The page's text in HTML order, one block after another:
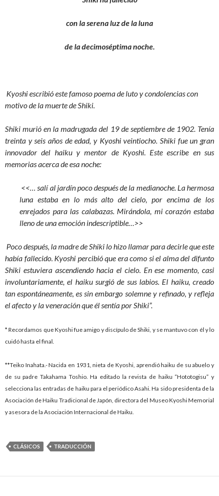
con la serena luz de la luna
de la decimoséptima noche.
Kyoshi escribió este famoso poema de luto y condolencias con
motivo de la muerte de Shiki.
Shiki murió en la madrugada del 19 de septiembre de 1902. Tenía
treinta y seis años de edad, y Kyoshi veintiocho. Shiki fue un gran
innovador del haiku y mentor de Kyoshi. Este escribe en sus
memorias acerca de esa noche:
<<… salí al jardín poco después de la medianoche. La hermosa
luna estaba en lo más alto del cielo, por encima de los
enrejados para las calabazas. Mirándola, mi corazón estaba
lleno de una emoción indescriptible…>>
Poco después, la madre de Shiki lo hizo llamar para decirle que este
había fallecido. Kyoshi percibió que era como si el alma del difunto
Shiki estuviera ascendiendo hacia el cielo. En ese momento, casi
involuntariamente, el haiku surgió de sus labios. El haiku, creado
tan espontáneamente, es sin embargo solemne y refinado, y refleja
el afecto y la veneración que él sentía por Shiki”.
* Recordamos que Kyoshi fue amigo y discípulo de Shiki, y se mantuvo con él y lo
cuidó hasta el final.
**Teiko Inahata.- Nacida en 1931, nieta de Kyoshi, aprendió haiku de su abuelo y
de su padre Takahama Toshio. Ha editado la revista de haiku “Hototogisu” y
selecciona las entradas de haiku para el periódico Asahi. Ha sido presidenta de la
Asociación de Haiku Tradicional de Japón, directora del Museo Kyoshi Memorial
y asesora de la Asociación Internacional de Haiku.
CLÁSICOS TRADUCCIÓN